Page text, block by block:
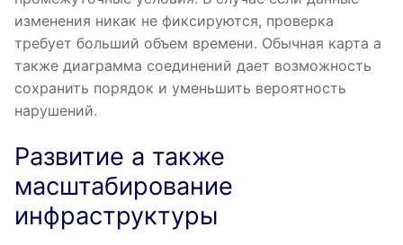
изменения никак не фиксируются, проверка
требует больший объем времени. Обычная карта а
также диаграмма соединений дает возможность
сохранить порядок и уменьшить вероятность
нарушений.
Развитие а также
масштабирование
инфраструктуры